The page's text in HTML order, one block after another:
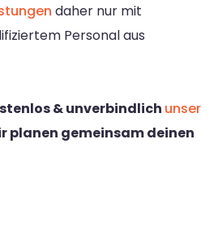
daher nur mit
Personal aus
& unverbindlich unser
planen gemeinsam deinen